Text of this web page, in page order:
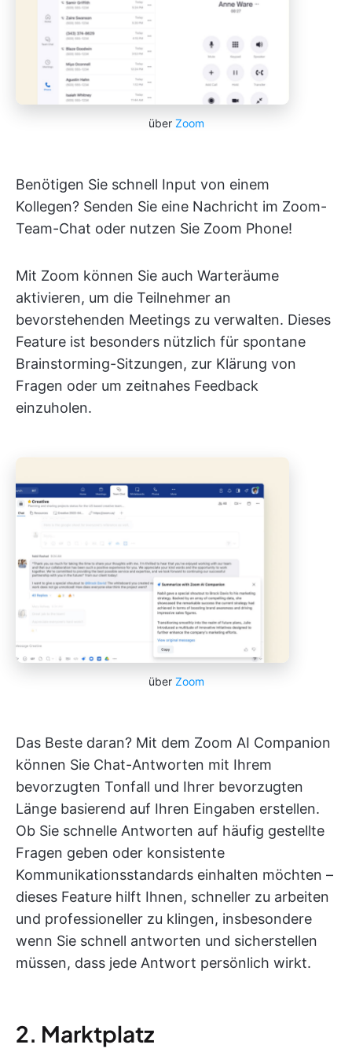
über Zoom
Benötigen Sie schnell Input von einem
Kollegen? Senden Sie eine Nachricht im Zoom-
Team-Chat oder nutzen Sie Zoom Phone!
Mit Zoom können Sie auch Warteräume
aktivieren, um die Teilnehmer an
bevorstehenden Meetings zu verwalten. Dieses
Feature ist besonders nützlich für spontane
Brainstorming-Sitzungen, zur Klärung von
Fragen oder um zeitnahes Feedback
einzuholen.
über Zoom
Das Beste daran? Mit dem Zoom AI Companion
können Sie Chat-Antworten mit Ihrem
bevorzugten Tonfall und Ihrer bevorzugten
Länge basierend auf Ihren Eingaben erstellen.
Ob Sie schnelle Antworten auf häufig gestellte
Fragen geben oder konsistente
Kommunikationsstandards einhalten möchten –
dieses Feature hilft Ihnen, schneller zu arbeiten
und professioneller zu klingen, insbesondere
wenn Sie schnell antworten und sicherstellen
müssen, dass jede Antwort persönlich wirkt.
2. Marktplatz